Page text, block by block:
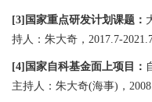
[3]国家重点研发计划课题：
持人：朱大奇，2017.7-
[4]国家自科基金面上项目：
主持人：朱大奇(海事)，